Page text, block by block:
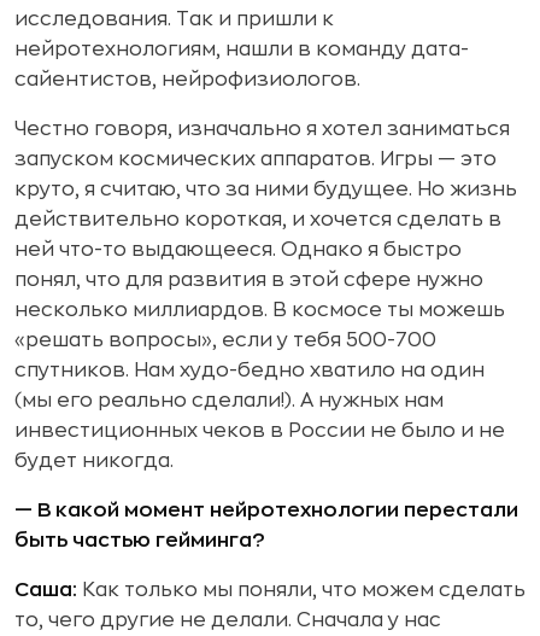
исследования. Так и пришли к
нейротехнологиям, нашли в команду дата-
сайентистов, нейрофизиологов.
Честно говоря, изначально я хотел заниматься
запуском космических аппаратов. Игры — это
круто, я считаю, что за ними будущее. Но жизнь
действительно короткая, и хочется сделать в
ней что-то выдающееся. Однако я быстро
понял, что для развития в этой сфере нужно
несколько миллиардов. В космосе ты можешь
«решать вопросы», если у тебя 500-700
спутников. Нам худо-бедно хватило на один
(мы его реально сделали!). А нужных нам
инвестиционных чеков в России не было и не
будет никогда.
— В какой момент нейротехнологии перестали
быть частью гейминга?
Саша: Как только мы поняли, что можем сделать
то, чего другие не делали. Сначала у нас